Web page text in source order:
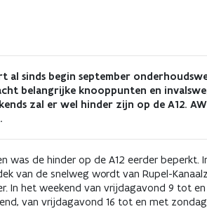
al sinds begin september
belangrijke knooppunten en
zal er wel hinder zijn op de A12.
was de hinder op de A12 eerder
van de snelweg wordt van Rupel-
In het weekend van vrijdagavond 9 tot
van vrijdagavond 16 tot en met